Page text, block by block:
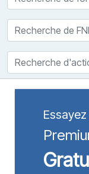
Recherche de FNB
Recherche
Essayez